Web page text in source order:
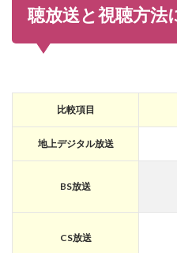
聴放送と視聴方法
比較項目
地上デジタル放送
BS放送
CS放送